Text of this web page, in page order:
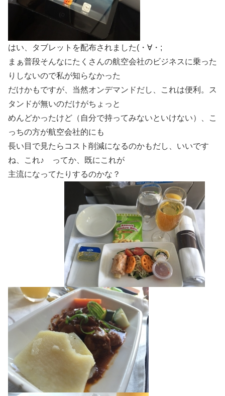
はい、タブレットを配布されました(・∀・;
まぁ普段そんなにたくさんの航空会社のビジネスに乗った
りしないので私が知らなかった
だけかもですが、当然オンデマンドだし、これは便利。ス
タンドが無いのだけがちょっと
めんどかったけど（自分で持ってみないといけない）、こ
っちの方が航空会社的にも
長い目で見たらコスト削減になるのかもだし、いいです
ね、これ♪ ってか、既にこれが
主流になってたりするのかな？